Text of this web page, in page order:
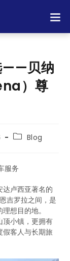
——贝纳
）尊
Blog
服务
卢西亚著名的
吉罗拉之间，是
想目的地。
顶小镇，更拥有
假客人与长期旅